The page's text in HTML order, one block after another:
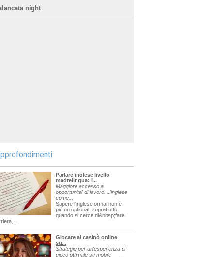
night
Parlare inglese livello
madrelingua: i...
Maggiore accesso a
opportunita' di lavoro. L'inglese
come...
Sapere l'inglese ormai non è
più un optional, soprattutto
quando si cerca di&nbsp;fare
Giocare ai casinò online
su...
Strategie per un'esperienza di
gioco ottimale su mobile